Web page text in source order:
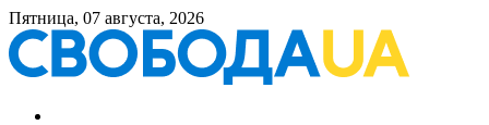
Пятница, 07 августа, 2026